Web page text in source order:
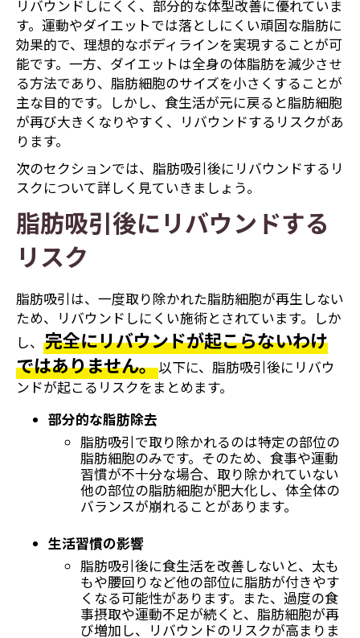
リバウンドしにくく、部分的な体型改善に優れていま
す。運動やダイエットでは落としにくい頑固な脂肪に
効果的で、理想的なボディラインを実現することが可
能です。一方、ダイエットは全身の体脂肪を減少させ
る方法であり、脂肪細胞のサイズを小さくすることが
主な目的です。しかし、食生活が元に戻ると脂肪細胞
が再び大きくなりやすく、リバウンドするリスクがあ
ります。
次のセクションでは、脂肪吸引後にリバウンドするリ
スクについて詳しく見ていきましょう。
脂肪吸引後にリバウンドする
リスク
脂肪吸引は、一度取り除かれた脂肪細胞が再生しない
ため、リバウンドしにくい施術とされています。しか
し、 完全にリバウンドが起こらないわけ
ではありません。以下に、脂肪吸引後にリバウ
ンドが起こるリスクをまとめます。
部分的な脂肪除去
脂肪吸引で取り除かれるのは特定の部位の
脂肪細胞のみです。そのため、食事や運動
習慣が不十分な場合、取り除かれていない
他の部位の脂肪細胞が肥大化し、体全体の
バランスが崩れることがあります。
生活習慣の影響
脂肪吸引後に食生活を改善しないと、太も
もや腰回りなど他の部位に脂肪が付きやす
くなる可能性があります。また、過度の食
事摂取や運動不足が続くと、脂肪細胞が再
び増加し、リバウンドのリスクが高まりま